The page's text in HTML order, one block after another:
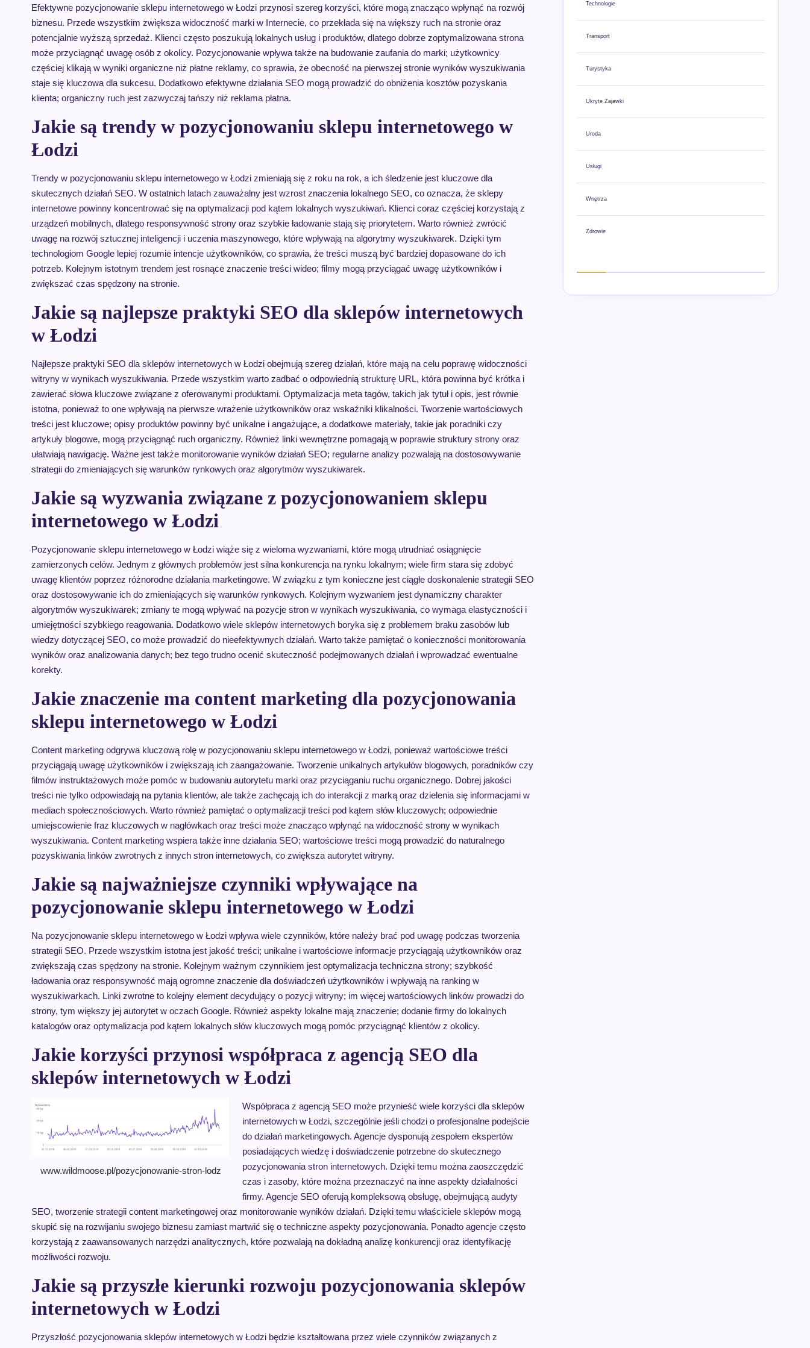
Efektywne pozycjonowanie sklepu internetowego w Łodzi przynosi szereg korzyści, które mogą znacząco wpłynąć na rozwój
biznesu. Przede wszystkim zwiększa widoczność marki w Internecie, co przekłada się na większy ruch na stronie oraz
potencjalnie wyższą sprzedaż. Klienci często poszukują lokalnych usług i produktów, dlatego dobrze zoptymalizowana strona
może przyciągnąć uwagę osób z okolicy. Pozycjonowanie wpływa także na budowanie zaufania do marki; użytkownicy
częściej klikają w wyniki organiczne niż płatne reklamy, co sprawia, że obecność na pierwszej stronie wyników wyszukiwania
staje się kluczowa dla sukcesu. Dodatkowo efektywne działania SEO mogą prowadzić do obniżenia kosztów pozyskania
klienta; organiczny ruch jest zazwyczaj tańszy niż reklama płatna.
Jakie są trendy w pozycjonowaniu sklepu internetowego w
Łodzi
Trendy w pozycjonowaniu sklepu internetowego w Łodzi zmieniają się z roku na rok, a ich śledzenie jest kluczowe dla
skutecznych działań SEO. W ostatnich latach zauważalny jest wzrost znaczenia lokalnego SEO, co oznacza, że sklepy
internetowe powinny koncentrować się na optymalizacji pod kątem lokalnych wyszukiwań. Klienci coraz częściej korzystają z
urządzeń mobilnych, dlatego responsywność strony oraz szybkie ładowanie stają się priorytetem. Warto również zwrócić
uwagę na rozwój sztucznej inteligencji i uczenia maszynowego, które wpływają na algorytmy wyszukiwarek. Dzięki tym
technologiom Google lepiej rozumie intencje użytkowników, co sprawia, że treści muszą być bardziej dopasowane do ich
potrzeb. Kolejnym istotnym trendem jest rosnące znaczenie treści wideo; filmy mogą przyciągać uwagę użytkowników i
zwiększać czas spędzony na stronie.
Jakie są najlepsze praktyki SEO dla sklepów internetowych
w Łodzi
Najlepsze praktyki SEO dla sklepów internetowych w Łodzi obejmują szereg działań, które mają na celu poprawę widoczności
witryny w wynikach wyszukiwania. Przede wszystkim warto zadbać o odpowiednią strukturę URL, która powinna być krótka i
zawierać słowa kluczowe związane z oferowanymi produktami. Optymalizacja meta tagów, takich jak tytuł i opis, jest równie
istotna, ponieważ to one wpływają na pierwsze wrażenie użytkowników oraz wskaźniki klikalności. Tworzenie wartościowych
treści jest kluczowe; opisy produktów powinny być unikalne i angażujące, a dodatkowe materiały, takie jak poradniki czy
artykuły blogowe, mogą przyciągnąć ruch organiczny. Również linki wewnętrzne pomagają w poprawie struktury strony oraz
ułatwiają nawigację. Ważne jest także monitorowanie wyników działań SEO; regularne analizy pozwalają na dostosowywanie
strategii do zmieniających się warunków rynkowych oraz algorytmów wyszukiwarek.
Jakie są wyzwania związane z pozycjonowaniem sklepu
internetowego w Łodzi
Pozycjonowanie sklepu internetowego w Łodzi wiąże się z wieloma wyzwaniami, które mogą utrudniać osiągnięcie
zamierzonych celów. Jednym z głównych problemów jest silna konkurencja na rynku lokalnym; wiele firm stara się zdobyć
uwagę klientów poprzez różnorodne działania marketingowe. W związku z tym konieczne jest ciągłe doskonalenie strategii SEO
oraz dostosowywanie ich do zmieniających się warunków rynkowych. Kolejnym wyzwaniem jest dynamiczny charakter
algorytmów wyszukiwarek; zmiany te mogą wpływać na pozycje stron w wynikach wyszukiwania, co wymaga elastyczności i
umiejętności szybkiego reagowania. Dodatkowo wiele sklepów internetowych boryka się z problemem braku zasobów lub
wiedzy dotyczącej SEO, co może prowadzić do nieefektywnych działań. Warto także pamiętać o konieczności monitorowania
wyników oraz analizowania danych; bez tego trudno ocenić skuteczność podejmowanych działań i wprowadzać ewentualne
korekty.
Jakie znaczenie ma content marketing dla pozycjonowania
sklepu internetowego w Łodzi
Content marketing odgrywa kluczową rolę w pozycjonowaniu sklepu internetowego w Łodzi, ponieważ wartościowe treści
przyciągają uwagę użytkowników i zwiększają ich zaangażowanie. Tworzenie unikalnych artykułów blogowych, poradników czy
filmów instruktażowych może pomóc w budowaniu autorytetu marki oraz przyciąganiu ruchu organicznego. Dobrej jakości
treści nie tylko odpowiadają na pytania klientów, ale także zachęcają ich do interakcji z marką oraz dzielenia się informacjami w
mediach społecznościowych. Warto również pamiętać o optymalizacji treści pod kątem słów kluczowych; odpowiednie
umiejscowienie fraz kluczowych w nagłówkach oraz treści może znacząco wpłynąć na widoczność strony w wynikach
wyszukiwania. Content marketing wspiera także inne działania SEO; wartościowe treści mogą prowadzić do naturalnego
pozyskiwania linków zwrotnych z innych stron internetowych, co zwiększa autorytet witryny.
Jakie są najważniejsze czynniki wpływające na
pozycjonowanie sklepu internetowego w Łodzi
Na pozycjonowanie sklepu internetowego w Łodzi wpływa wiele czynników, które należy brać pod uwagę podczas tworzenia
strategii SEO. Przede wszystkim istotna jest jakość treści; unikalne i wartościowe informacje przyciągają użytkowników oraz
zwiększają czas spędzony na stronie. Kolejnym ważnym czynnikiem jest optymalizacja techniczna strony; szybkość
ładowania oraz responsywność mają ogromne znaczenie dla doświadczeń użytkowników i wpływają na ranking w
wyszukiwarkach. Linki zwrotne to kolejny element decydujący o pozycji witryny; im więcej wartościowych linków prowadzi do
strony, tym większy jej autorytet w oczach Google. Również aspekty lokalne mają znaczenie; dodanie firmy do lokalnych
katalogów oraz optymalizacja pod kątem lokalnych słów kluczowych mogą pomóc przyciągnąć klientów z okolicy.
Jakie korzyści przynosi współpraca z agencją SEO dla
sklepów internetowych w Łodzi
www.wildmoose.pl/pozycjonowanie-stron-lodz
Współpraca z agencją SEO może przynieść wiele korzyści dla sklepów
internetowych w Łodzi, szczególnie jeśli chodzi o profesjonalne podejście
do działań marketingowych. Agencje dysponują zespołem ekspertów
posiadających wiedzę i doświadczenie potrzebne do skutecznego
pozycjonowania stron internetowych. Dzięki temu można zaoszczędzić
czas i zasoby, które można przeznaczyć na inne aspekty działalności
firmy. Agencje SEO oferują kompleksową obsługę, obejmującą audyty
SEO, tworzenie strategii content marketingowej oraz monitorowanie wyników działań. Dzięki temu właściciele sklepów mogą
skupić się na rozwijaniu swojego biznesu zamiast martwić się o techniczne aspekty pozycjonowania. Ponadto agencje często
korzystają z zaawansowanych narzędzi analitycznych, które pozwalają na dokładną analizę konkurencji oraz identyfikację
możliwości rozwoju.
Jakie są przyszłe kierunki rozwoju pozycjonowania sklepów
internetowych w Łodzi
Przyszłość pozycjonowania sklepów internetowych w Łodzi będzie kształtowana przez wiele czynników związanych z
Technologie
Transport
Turystyka
Ukryte Zajawki
Uroda
Usługi
Wnętrza
Zdrowie